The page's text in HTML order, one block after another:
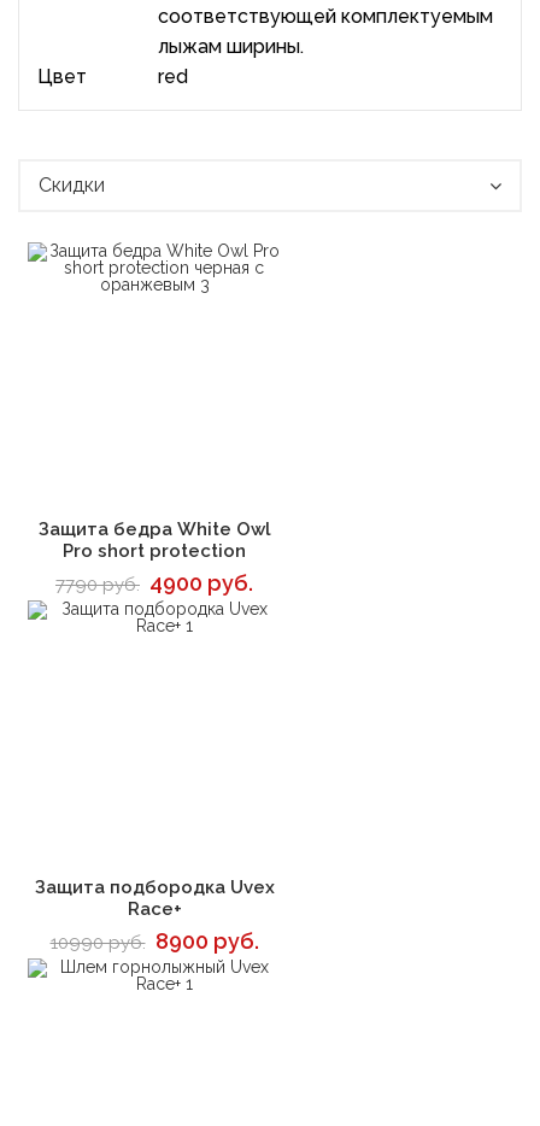
соответствующей комплектуемым
лыжам ширины.
Цвет
red
Скидки
В корзину
Защита бедра White Owl
Pro short protection
7790 руб. 4900 руб.
В корзину
Защита подбородка Uvex
Race+
10990 руб. 8900 руб.